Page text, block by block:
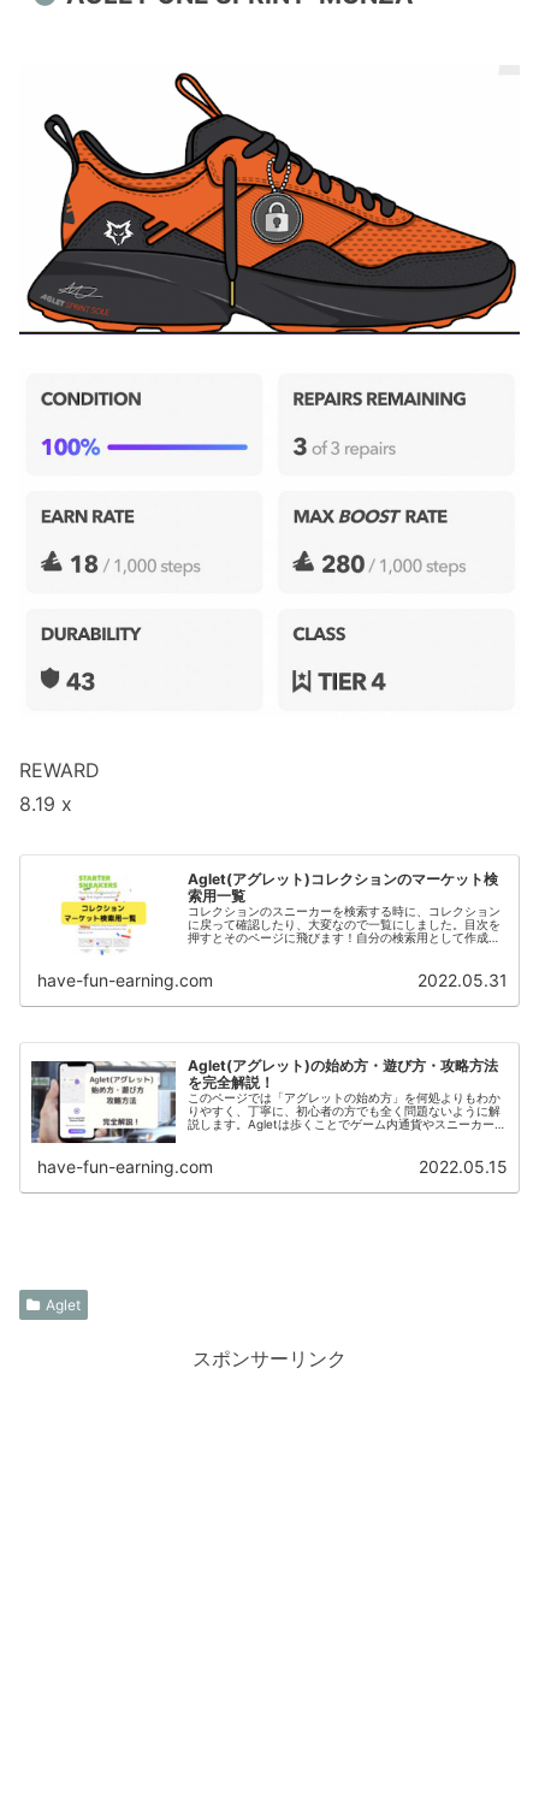
REWARD
8.19 x
Aglet(アグレット)コレクションのマーケット検
索用一覧
コレクションのスニーカーを検索する時に、コレクション
に戻って確認したり、大変なので一覧にしました。目次を
押すとそのページに飛びます！自分の検索用として作成し
have-fun-earning.com 2022.05.31
Aglet(アグレット)の始め方・遊び方・攻略方法
を完全解説！
このページでは「アグレットの始め方」を何処よりもわか
りやすく、丁寧に、初心者の方でも全く問題ないように解
説します。Agletは歩くことでゲーム内通貨やスニーカーを
have-fun-earning.com 2022.05.15
Aglet
スポンサーリンク